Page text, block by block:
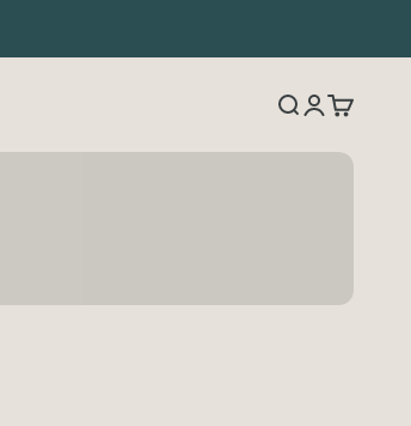
SucheAnmelden